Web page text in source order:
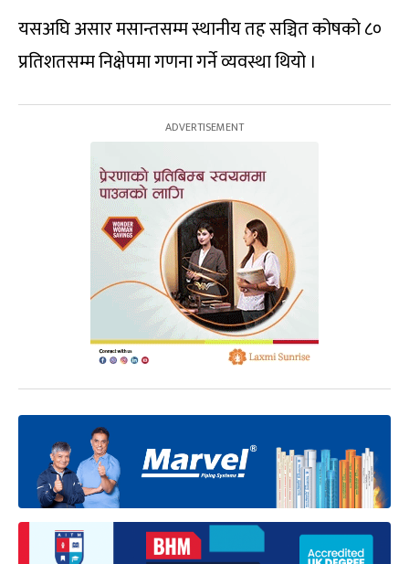
यसअघि असार मसान्तसम्म स्थानीय तह सञ्चित कोषको ८०
प्रतिशतसम्म निक्षेपमा गणना गर्ने व्यवस्था थियो ।